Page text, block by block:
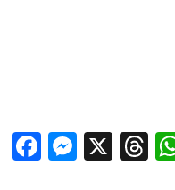
Facebook
X